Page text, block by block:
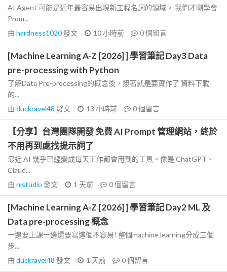
AI Agent 可能是近年最容易出現新工程名詞的領域。 我們才剛學會
Prom...
由 hardness1020發文 10 小時前 0個留言
[Machine Learning A-Z [2026] ] 學習筆記 Day3 Data
pre-processing with Python
了解Data Pre-processing的概念後，接著就是要實作了 資料下載
的...
由 duckravel48 發文 13 小時前 0個留言
【分享】台灣團隊開發 免費 AI Prompt 管理網站，終於
不用再到處找提示詞了
最近 AI 幾乎已經變成每天工作都會用到的工具。像是 ChatGPT、
Claud...
由 nlstudio 發文 1 天前 0個留言
[Machine Learning A-Z [2026] ] 學習筆記 Day2 ML 及
Data pre-processing 概念
一邊要上課一邊還要寫這個不容易! 整個machine learning分成三個
步...
由 duckravel48 發文 1 天前 0個留言